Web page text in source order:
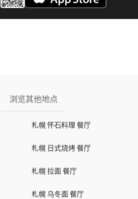
浏览其他地点
札幌 怀石料理 餐厅
札幌 日式烧烤 餐厅
札幌 拉面 餐厅
札幌 乌冬面 餐厅